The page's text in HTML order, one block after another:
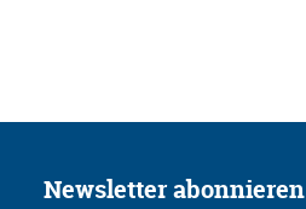
Newsletter abonnieren